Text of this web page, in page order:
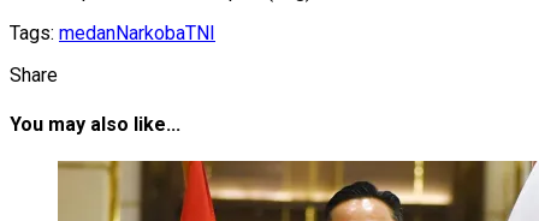
Tags: medanNarkobaTNI
Share
You may also like...